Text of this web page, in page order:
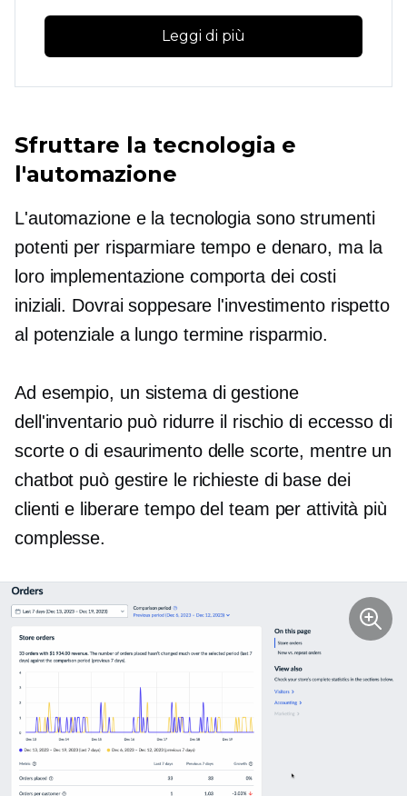
Leggi di più
Sfruttare la tecnologia e
l'automazione
L'automazione e la tecnologia sono strumenti
potenti per risparmiare tempo e denaro, ma la
loro implementazione comporta dei costi
iniziali. Dovrai soppesare l'investimento rispetto
al potenziale a lungo termine risparmio.
Ad esempio, un sistema di gestione
dell'inventario può ridurre il rischio di eccesso di
scorte o di esaurimento delle scorte, mentre un
chatbot può gestire le richieste di base dei
clienti e liberare tempo del team per attività più
complesse.